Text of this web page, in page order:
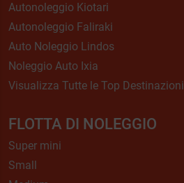
Autonoleggio Kiotari
Autonoleggio Faliraki
Auto Noleggio Lindos
Noleggio Auto Ixia
Visualizza Tutte le Top Destinazioni
FLOTTA DI NOLEGGIO
Super mini
Small